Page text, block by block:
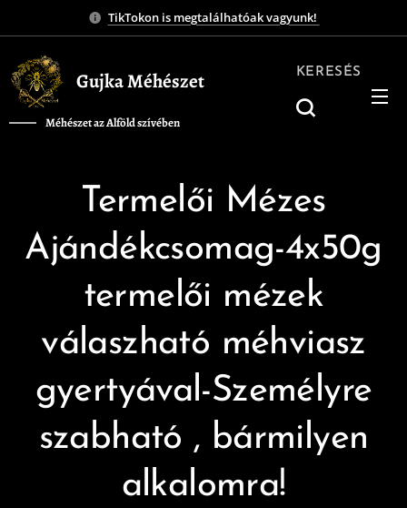
TikTokon is megtalálhatóak vagyunk!
Gujka Méhészet
Méhészet az Alföld szívében
KERESÉS
Termelői Mézes
Ajándékcsomag-4x50g
termelői mézek
válaszható méhviasz
gyertyával-Személyre
szabható , bármilyen
alkalomra!